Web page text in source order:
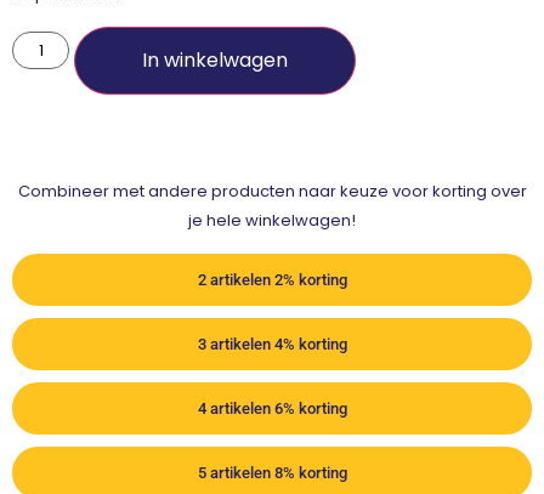
In winkelwagen
Combineer met andere producten naar keuze voor korting over
je hele winkelwagen!
2 artikelen 2% korting
3 artikelen 4% korting
4 artikelen 6% korting
5 artikelen 8% korting